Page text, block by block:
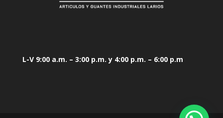
L-V 9:00 a.m. – 3:00 p.m. y 4:00 p.m. – 6:00 p.m